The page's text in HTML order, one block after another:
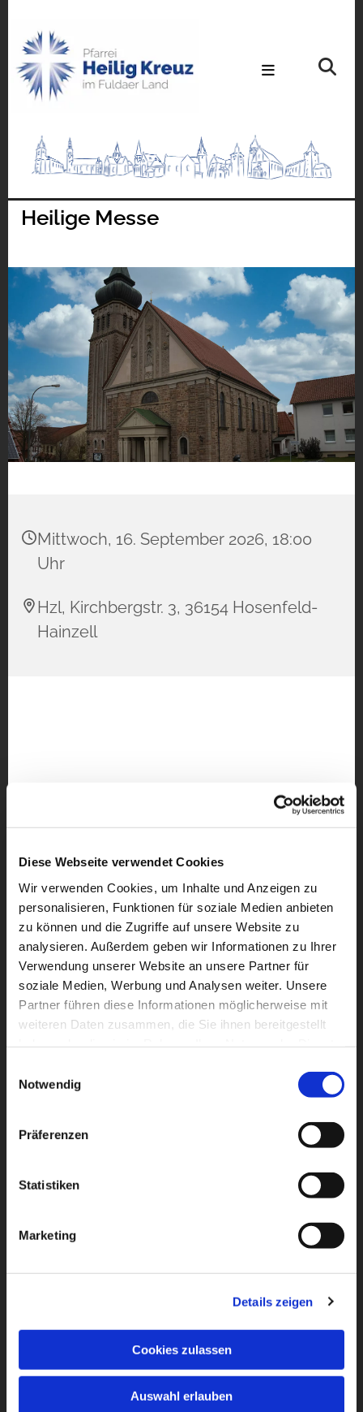
Diese Webseite verwendet Cookies
Wir verwenden Cookies, um Inhalte und Anzeigen zu
personalisieren, Funktionen für soziale Medien anbieten
zu können und die Zugriffe auf unsere Website zu
analysieren. Außerdem geben wir Informationen zu Ihrer
Verwendung unserer Website an unsere Partner für
soziale Medien, Werbung und Analysen weiter. Unsere
Partner führen diese Informationen möglicherweise mit
weiteren Daten zusammen, die Sie ihnen bereitgestellt
Notwendig
Präferenzen
Statistiken
Marketing
Details zeigen
Cookies zulassen
Auswahl erlauben
Heilige Messe
Mittwoch, 16. September 2026, 18:00
Uhr
Hzl, Kirchbergstr. 3, 36154 Hosenfeld-
Hainzell
Dies könnte Sie auch